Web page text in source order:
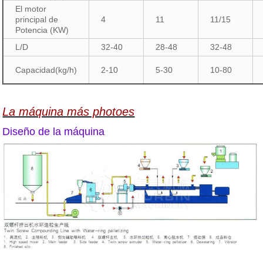
El motor
principal de
Potencia (KW)
4 11 11/15
L/D 32-40 28-48 32-48
Capacidad(kg/h) 2-10 5-30 10-80
La máquina más photoes
Diseño de la máquina